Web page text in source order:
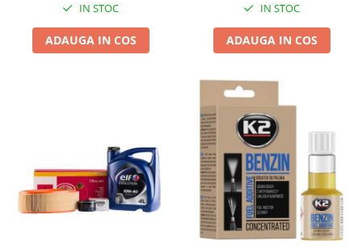
IN STOC
ADAUGA IN COS
IN STOC
ADAUGA IN COS